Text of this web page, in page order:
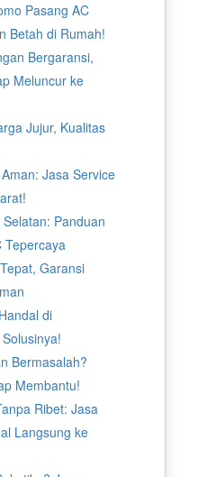
Pasang AC
Betah di Rumah!
Bergaransi,
Meluncur ke
Jujur, Kualitas
Jasa Service
Panduan
Tepercaya
Garansi
di
Bermasalah?
Membantu!
Ribet: Jasa
Langsung ke